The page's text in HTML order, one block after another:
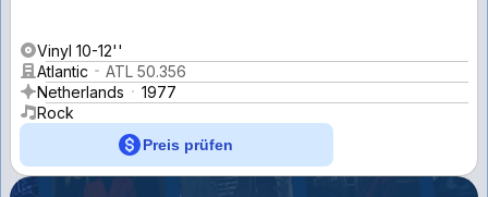
Vinyl 10-12''
Atlantic
ATL 50.356
Netherlands
1977
Rock
Preis prüfen